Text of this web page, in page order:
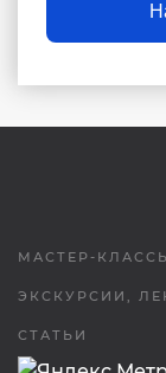
МАСТЕР-
ЭКСКУРСИИ,
СТАТЬИ